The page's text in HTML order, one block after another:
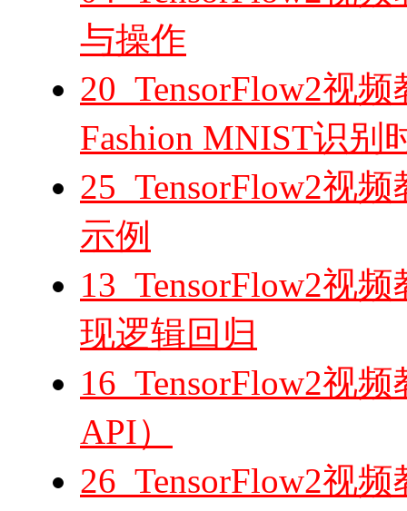
与操作
20_TensorFlow2视
Fashion MNIST识别
25_TensorFlow2视
示例
13_TensorFlow2视
现逻辑回归
16_TensorFlow2视
API）
26_TensorFlow2视